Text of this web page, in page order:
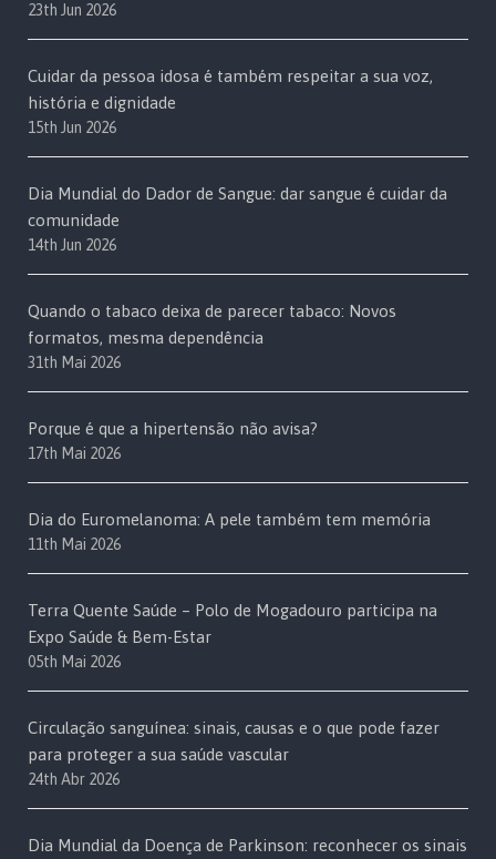
23th Jun 2026
Cuidar da pessoa idosa é também respeitar a sua voz,
história e dignidade
15th Jun 2026
Dia Mundial do Dador de Sangue: dar sangue é cuidar da
comunidade
14th Jun 2026
Quando o tabaco deixa de parecer tabaco: Novos
formatos, mesma dependência
31th Mai 2026
Porque é que a hipertensão não avisa?
17th Mai 2026
Dia do Euromelanoma: A pele também tem memória
11th Mai 2026
Terra Quente Saúde – Polo de Mogadouro participa na
Expo Saúde & Bem-Estar
05th Mai 2026
Circulação sanguínea: sinais, causas e o que pode fazer
para proteger a sua saúde vascular
24th Abr 2026
Dia Mundial da Doença de Parkinson: reconhecer os sinais